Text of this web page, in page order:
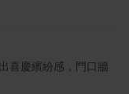
喜慶繽紛感，門口牆